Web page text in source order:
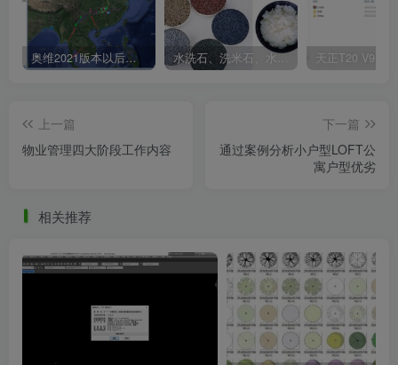
奥维2021版本以后不能用谷歌地图？最新解决办法苹果安卓电脑 水洗石、洗米石、水刷石、水磨石、胶粘石傻傻分不清楚
上一篇
物业管理四大阶段工作内容
下一篇
通过案例分析小户型LOFT公
寓户型优劣
相关推荐